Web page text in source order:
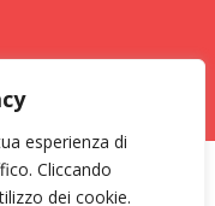
esperienza di
Cliccando
dei cookie.